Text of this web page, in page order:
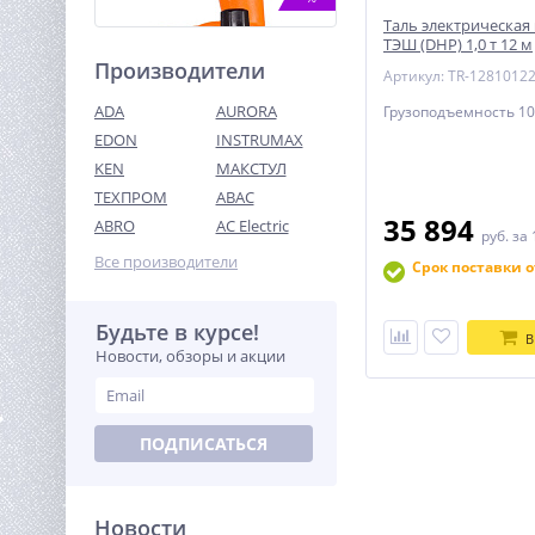
Циркуляционный насос
ВИХРЬ ЦН-32-6 ПРОФ
2 990
Производители
ADA
AURORA
EDON
INSTRUMAX
KEN
МАКСТУЛ
ТЕХПРОМ
ABAC
ABRO
AC Electric
Все производители
Будьте в курсе!
Новости, обзоры и акции
ПОДПИСАТЬСЯ
Новости
Таль
ТЭШ (DHP) 1,0 т 12 м
Артикул: TR-12810122
Грузоподъемность
35 894 руб. за
Срок поставки